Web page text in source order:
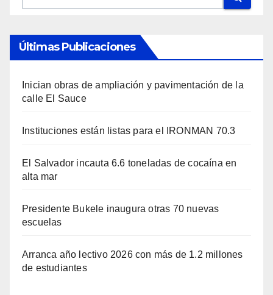
Últimas Publicaciones
Inician obras de ampliación y pavimentación de la
calle El Sauce
Instituciones están listas para el IRONMAN 70.3
El Salvador incauta 6.6 toneladas de cocaína en
alta mar
Presidente Bukele inaugura otras 70 nuevas
escuelas
Arranca año lectivo 2026 con más de 1.2 millones
de estudiantes